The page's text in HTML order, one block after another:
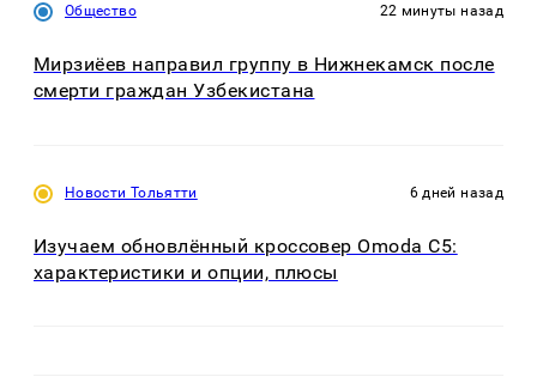
Общество 22 минуты назад
Мирзиёев направил группу в Нижнекамск после
смерти граждан Узбекистана
Новости Тольятти 6 дней назад
Изучаем обновлённый кроссовер Omoda C5:
характеристики и опции, плюсы